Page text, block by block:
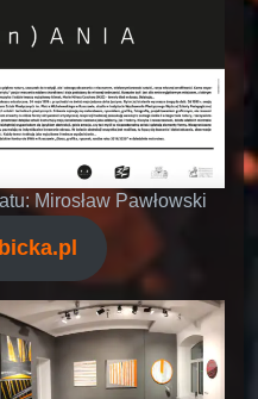
Mirosław Pawłowski